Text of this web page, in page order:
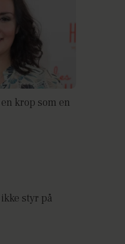
krop som en
styr på